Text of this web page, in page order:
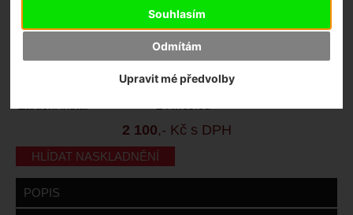
Souhlasím
Odmítám
Upravit mé předvolby
Specialized
Ano, u dodavatele
2 100,- Kč s DPH
HLÍDAT NASKLADNĚNÍ
POPIS